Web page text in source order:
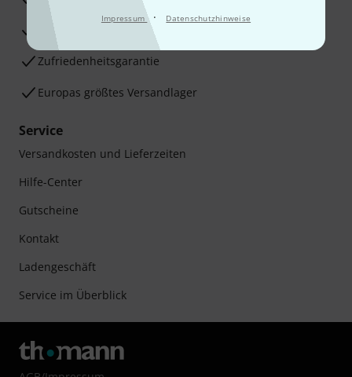
Impressum · Datenschutzhinweise
Beratung durch Fachexperten
Zufriedenheitsgarantie
Europas größtes Versandlager
Service
Versandkosten und Lieferzeiten
Hilfe-Center
Gutscheine
Kontakt
Ladengeschäft
Service im Überblick